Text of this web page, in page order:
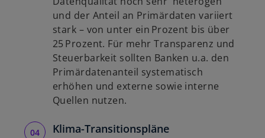
und der Anteil an Primärdaten variiert
stark – von unter ein Prozent bis über
25 Prozent. Für mehr Transparenz und
Steuerbarkeit sollten Banken u.a. den
Primärdatenanteil systematisch
erhöhen und externe sowie interne
Quellen nutzen.
Klima-Transitionspläne